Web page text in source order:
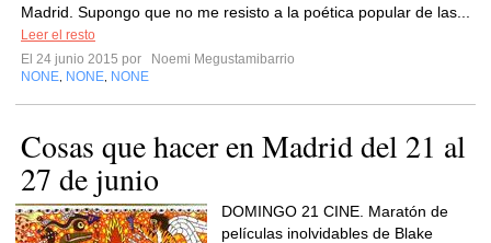
Madrid. Supongo que no me resisto a la poética popular de las...
Leer el resto
El 24 junio 2015 por
Noemi Megustamibarrio
NONE NONE NONE
Cosas que hacer en Madrid del 21 al
27 de junio
DOMINGO 21 CINE. Maratón de
películas inolvidables de Blake